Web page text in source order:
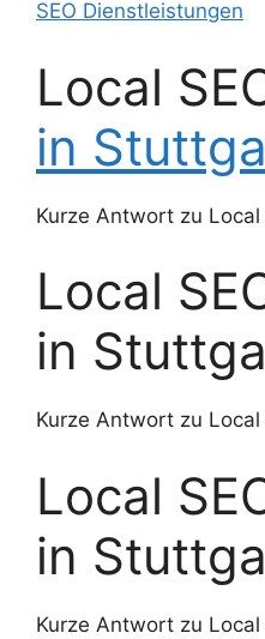
SEO Dienstleistungen
Local
in
Kurze Antwort zu
Local
in
Kurze Antwort zu
Local
in
Kurze Antwort zu